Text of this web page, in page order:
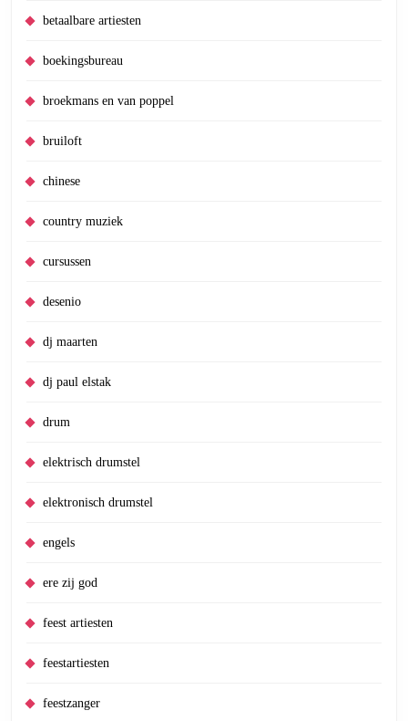
betaalbare artiesten
boekingsbureau
broekmans en van poppel
bruiloft
chinese
country muziek
cursussen
desenio
dj maarten
dj paul elstak
drum
elektrisch drumstel
elektronisch drumstel
engels
ere zij god
feest artiesten
feestartiesten
feestzanger